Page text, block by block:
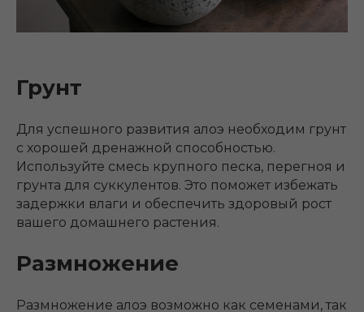
Грунт
Для успешного развития алоэ необходим грунт
с хорошей дренажной способностью.
Используйте смесь крупного песка, перегноя и
грунта для суккулентов. Это поможет избежать
задержки влаги и обеспечить здоровый рост
вашего домашнего растения.
Размножение
Размножение алоэ возможно как семенами, так